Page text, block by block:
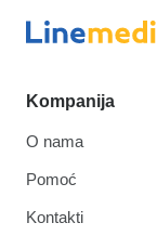
Kompanija
O nama
Pomoć
Kontakti